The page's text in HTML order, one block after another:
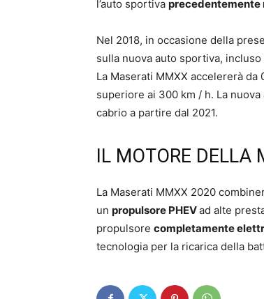
l’auto sportiva precedentemente
Nel 2018, in occasione della
sulla nuova auto sportiva,
La Maserati MMXX accelererà
superiore ai 300 km / h. La
cabrio a partire dal 2021.
IL MOTORE DELLA
La Maserati MMXX 2020
un propulsore PHEVad alte
propulsore completamente
tecnologia per la ricarica della